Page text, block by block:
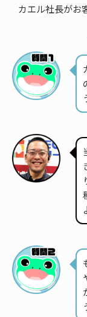
カエル社長がお